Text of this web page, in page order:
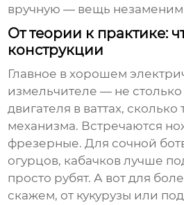
вручную — вещь
От теории к практике:
конструкции
Главное в хорошем
измельчителе — не
двигателя в ваттах,
механизма. Встречаются
фрезерные. Для сочной
огурцов, кабачков лучше
просто рубят. А вот для
скажем, от кукурузы или